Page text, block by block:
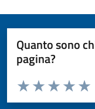
Quanto sono
pagina?
Valuta da 1 a 5 stelle la
Valuta
Valuta 3
Valuta 2 stelle
Valuta 1 stelle su 5